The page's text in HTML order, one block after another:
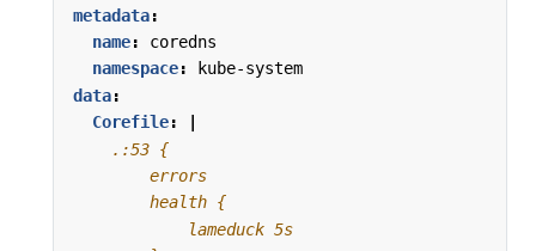
metadata:
name:
coredns
namespace:
kube-system
data:
Corefile: